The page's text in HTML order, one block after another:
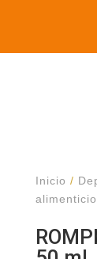
Inicio /
alimenticio